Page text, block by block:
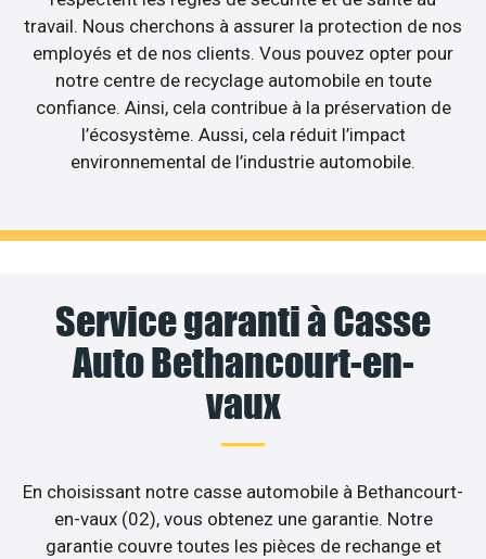
travail. Nous cherchons à assurer la protection de nos
employés et de nos clients. Vous pouvez opter pour
notre centre de recyclage automobile en toute
confiance. Ainsi, cela contribue à la préservation de
l’écosystème. Aussi, cela réduit l’impact
environnemental de l’industrie automobile.
Service garanti à Casse
Auto Bethancourt-en-
vaux
En choisissant notre casse automobile à Bethancourt-
en-vaux (02), vous obtenez une garantie. Notre
garantie couvre toutes les pièces de rechange et